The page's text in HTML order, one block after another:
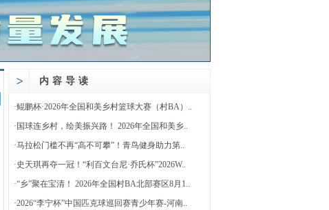
内容导读
·鲲鹏杯·2026年全国和美乡村篮球大赛（村BA）..
· 国球连乡村，绘美振兴路！ 2026年全国和美乡..
·马拉松门槛不再“高不可攀”！青鸟健身助力第..
·史天琪再夺一冠！“利百文台尼·乔氏杯”2026W..
·“乡”聚在宝清！ 2026年全国村BA北部赛区8月1..
·2026“李宁杯”中国匹克球巡回赛青少年赛-河南..